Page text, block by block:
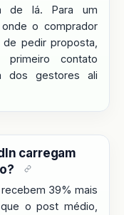
de lá. Para um
o comprador
pedir proposta,
contato
dos gestores ali
carregam
39% mais
o post médio,